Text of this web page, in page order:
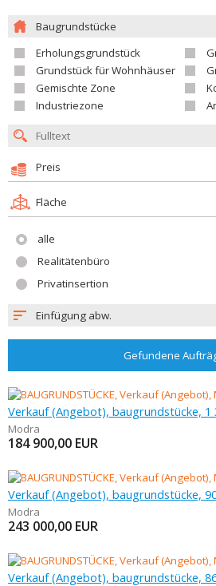
Baugrundstücke
Erholungsgrundstück
Grundstück für Wohnhäuser
Gemischte Zone
Industriezone
Preis
Fläche
alle
Realitätenbüro
Privatinsertion
Einfügung abw.
Gefundene
Verkauf (Angebot), baugrundstücke, 1
Modra
184 900,00 EUR
Verkauf (Angebot), baugrundstücke,
Modra
243 000,00 EUR
Verkauf (Angebot), baugrundstücke,